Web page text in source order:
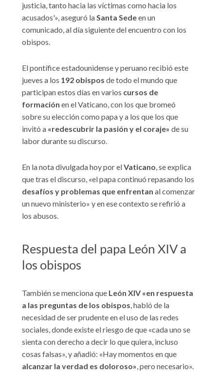
justicia, tanto hacia las víctimas como hacia los
acusados'», aseguró laSanta Sedeen un
comunicado, al día siguiente del encuentro con los
obispos.
El pontífice estadounidense y peruano recibió este
jueves a los 192 obispos de todo el mundo que
participan estos días en varios cursos de
formación en el Vaticano, con los que bromeó
sobre su elección como papa y a los que los que
invitó a «redescubrir la pasión y el coraje» de su
labor durante su discurso.
En la nota divulgada hoy por elVaticano, se explica
que tras el discurso, «el papa continuó repasando los
desafíos y problemas que enfrentan al comenzar
un nuevo ministerio» y en ese contexto se refirió a
los abusos.
Respuesta del papa León XIV a
los obispos
También se menciona que León XIV «en respuesta
a las preguntas de los obispos, habló de la
necesidad de ser prudente en el uso de las redes
sociales, donde existe el riesgo de que «cada uno se
sienta con derecho a decir lo que quiera, incluso
cosas falsas», y añadió: «Hay momentos en que
alcanzar la verdad es doloroso», pero necesario».